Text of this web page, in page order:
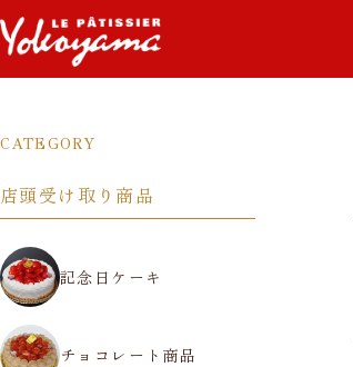
CATEGORY
店頭受け取り商品
記念日ケーキ
チョコレート商品